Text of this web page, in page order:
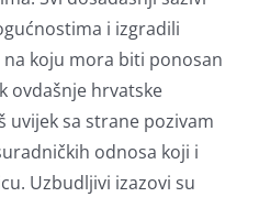
i izgradili
koju mora biti ponosan
ovdašnje hrvatske
uvijek sa strane pozivam
odnosa koji i
Uzbudljivi izazovi su